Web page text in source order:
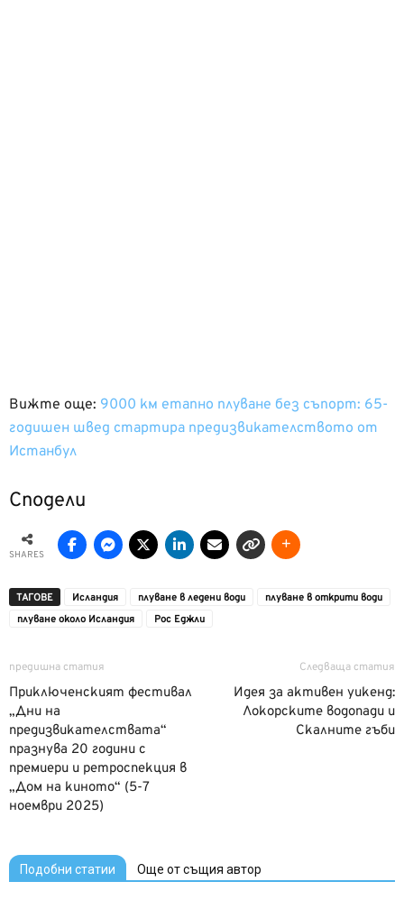
Вижте още: 9000 км етапно плуване без съпорт: 65-
годишен швед стартира предизвикателството от
Истанбул
Сподели
SHARES
ТАГОВЕ Исландия плуване в ледени води
плуване в открити води
плуване около Исландия
Рос Еджли
предишна статия
Приключенският фестивал
„Дни на
предизвикателствата“
празнува 20 години с
премиери и ретроспекция в
„Дом на киното“ (5-7
ноември 2025)
Следваща статия
Идея за активен уикенд:
Локорските водопади и
Скалните гъби
Подобни статии Още от същия автор